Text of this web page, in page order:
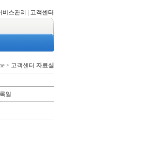
비스관리 고객센터
> 고객센터 자료실
일